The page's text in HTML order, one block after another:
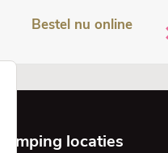
Bestel nu online
Glamping locaties